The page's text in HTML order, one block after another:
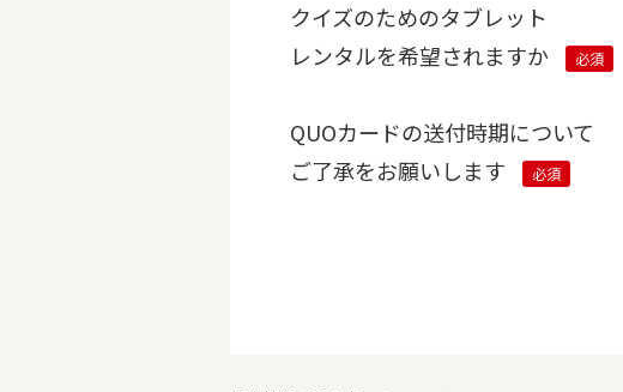
クイズのためのタブレット
レンタルを希望されますか
必須
QUOカードの送付時期について
ご了承をお願いします
必須